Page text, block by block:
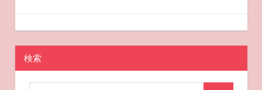
シ
ョ
ン
2025-08-15
miyu
おすすめスキンケア
検索